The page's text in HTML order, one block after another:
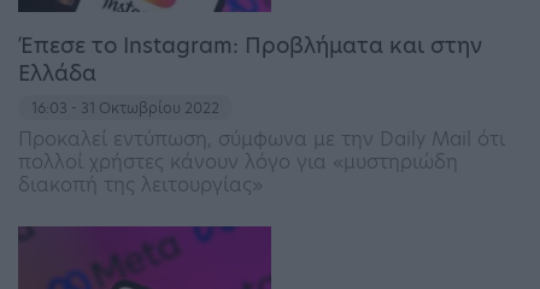
Έπεσε το Instagram: Προβλήματα και στην
Ελλάδα
16:03 - 31 Οκτωβρίου 2022
Προκαλεί εντύπωση, σύμφωνα με την Daily Mail ότι
πολλοί χρήστες κάνουν λόγο για «μυστηριώδη
διακοπή της λειτουργίας»